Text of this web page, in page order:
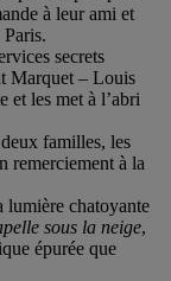
à leur ami et
secrets
Marquet – Louis
et les met à l’abri
familles, les
remerciement à la
lumière chatoyante
sous la neige,
épurée que